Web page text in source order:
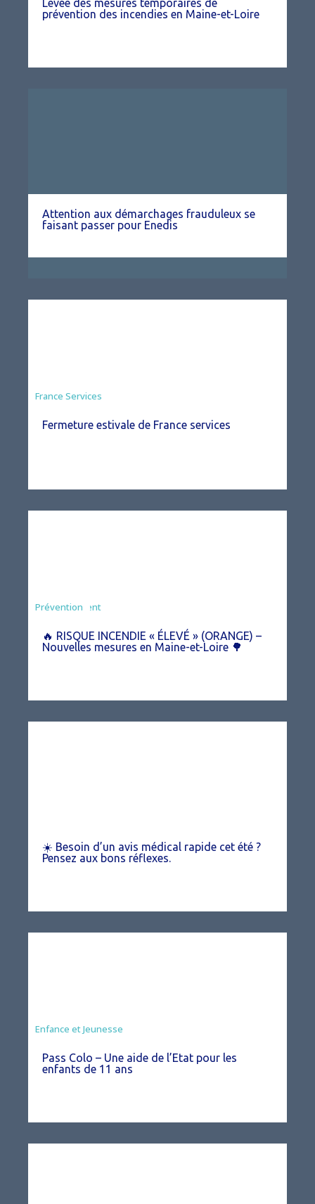
Levée des mesures temporaires de
prévention des incendies en Maine-et-Loire
Attention aux démarchages frauduleux se
faisant passer pour Enedis
France Services
Fermeture estivale de France services
Agriculture
Arrêté
Environnement
Prévention
🔥 RISQUE INCENDIE « ÉLEVÉ » (ORANGE) –
Nouvelles mesures en Maine-et-Loire 🌳
☀️ Besoin d’un avis médical rapide cet été ?
Pensez aux bons réflexes.
Animation
Enfance et Jeunesse
Pass Colo – Une aide de l’Etat pour les
enfants de 11 ans